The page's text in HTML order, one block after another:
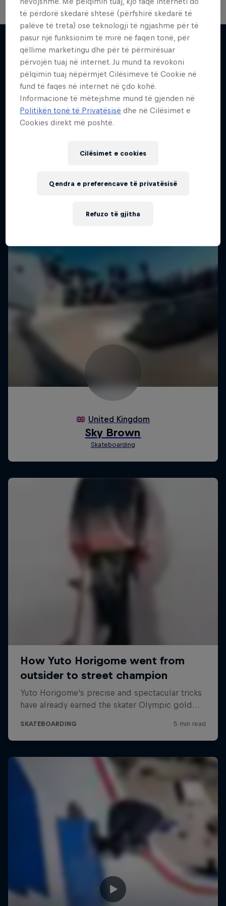
Më shumë si kjo
Skate Tales
Discover the world of skate with Madars Apse
5 Sezone · 27 episodet
SKATEBOARDING
të përdorë skedarë shtesë (përfshirë skedarë të
palëve të treta) ose teknologji të ngjashme për të
pasur një funksionim të mirë në faqen tonë, për
qëllime marketingu dhe për të përmirësuar
përvojën tuaj në internet. Ju mund ta revokoni
pëlqimin tuaj nëpërmjet Cilësimeve të Cookie në
fund të faqes në internet në çdo kohë.
Informacione të mëtejshme mund të gjenden në
Politikën tonë të Privatësisë dhe në Cilësimet e
Cookies direkt më poshtë.
Cilësimet e cookies
Refuzo të gjitha
Qendra e preferencave të privatësisë